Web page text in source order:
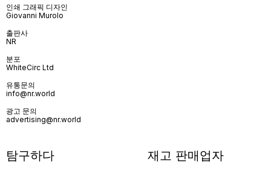
인쇄 그래픽 디자인
Giovanni Murolo
출판사
NR
분포
WhiteCirc Ltd
유통문의
info@nr.world
광고 문의
advertising@nr.world
탐구하다 재고 판매업자